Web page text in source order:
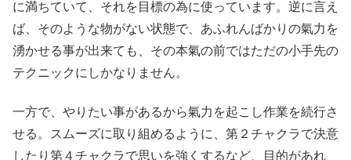
に満ちていて、それを目標の為に使っています。逆に言え
ば、そのような物がない状態で、あふれんばかりの氣力を
湧かせる事が出来ても、その本氣の前ではただの小手先の
テクニックにしかなりません。
一方で、やりたい事があるから氣力を起こし作業を続行さ
せる。スムーズに取り組めるように、第２チャクラで決意
したり第４チャクラで思いを強くするなど、目的があれ